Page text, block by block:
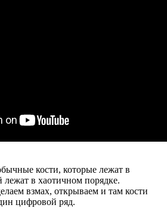
кости, которые лежат в
лежат в хаотичном порядке.
взмах, открываем и там кости
цифровой ряд.